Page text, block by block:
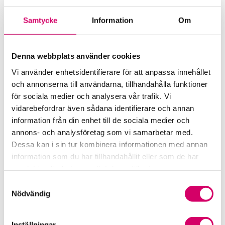
Samtycke Information Om
Denna webbplats använder cookies
Vi använder enhetsidentifierare för att anpassa innehållet
och annonserna till användarna, tillhandahålla funktioner
för sociala medier och analysera vår trafik. Vi
vidarebefordrar även sådana identifierare och annan
information från din enhet till de sociala medier och
annons- och analysföretag som vi samarbetar med.
Dessa kan i sin tur kombinera informationen med annan
information som du har tillhandahållit eller som de har
Nödvändig
Förkortningsordlista
LAP – Svensk Löneartsplan
Lönepodden
Rådgivning i redovisningsbranschen
Srf Uttalanden och vägledningar
Viktiga dagar till din kalender
Kalendarium